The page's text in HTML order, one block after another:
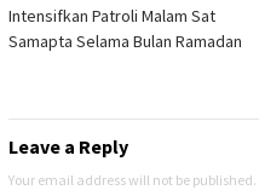
Intensifkan Patroli Malam Sat
Samapta Selama Bulan Ramadan
Leave a Reply
Your email address will not be published.